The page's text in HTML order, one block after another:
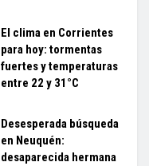
El clima en Corrientes
para hoy: tormentas
fuertes y temperaturas
entre 22 y 31°C
Desesperada búsqueda
en Neuquén:
desaparecida hermana